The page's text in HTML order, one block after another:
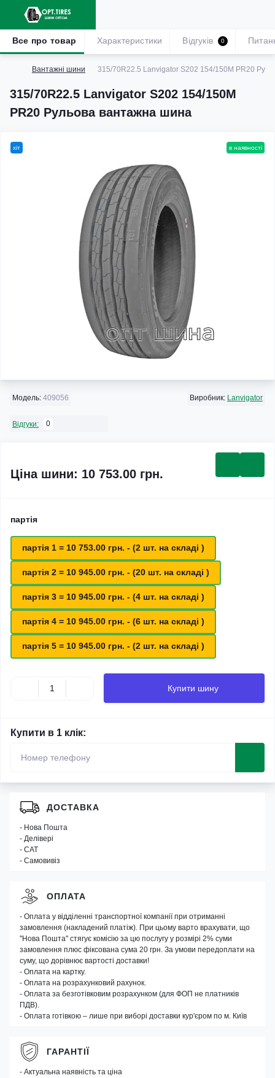
Вантажні шини 315/70R22.5 Lanvigator S202 154/150M PR20
315/70R22.5 Lanvigator S202 154/150M
PR20 Рульова вантажна шина
Все про товар Характеристики Відгуків 0
хіт в наявності
Модель: 409056 Виробник: Lanvigator
Відгуки: 0
Ціна шини: 10 753.00 грн.
партія
партія 1 = 10 753.00 грн. - (2 шт. на складі )
партія 2 = 10 945.00 грн. - (20 шт. на складі )
партія 3 = 10 945.00 грн. - (4 шт. на складі )
партія 4 = 10 945.00 грн. - (6 шт. на складі )
партія 5 = 10 945.00 грн. - (2 шт. на складі )
Купити шину
Купити в 1 клік:
ДОСТАВКА
- Нова Пошта
- Делівері
- САТ
- Самовивіз
ОПЛАТА
- Оплата у відділенні транспортної компанії при отриманні
замовлення (накладений платіж). При цьому варто врахувати, що
"Нова Пошта" стягує комісію за цю послугу у розмірі 2% суми
замовлення плюс фіксована сума 20 грн. За умови передоплати на
суму, що дорівнює вартості доставки!
- Оплата на картку.
- Оплата на розрахунковий рахунок.
- Оплата за безготівковим розрахунком (для ФОП не платників
ПДВ).
- Оплата готівкою – лише при виборі доставки кур'єром по м. Київ
ГАРАНТІЇ
- Актуальна наявність та ціна